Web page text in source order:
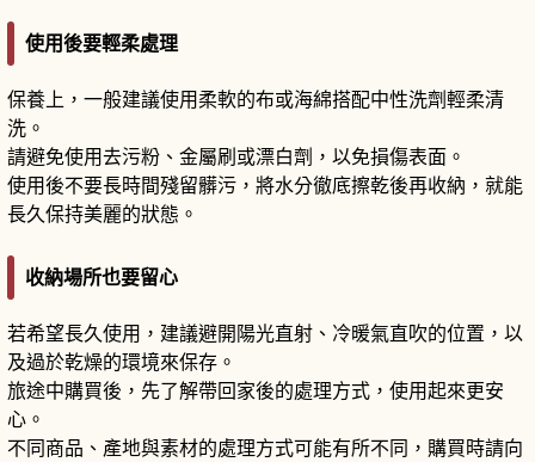
使用後要輕柔處理
保養上，一般建議使用柔軟的布或海綿搭配中性洗劑輕柔清
洗。
請避免使用去污粉、金屬刷或漂白劑，以免損傷表面。
使用後不要長時間殘留髒污，將水分徹底擦乾後再收納，就能
長久保持美麗的狀態。
收納場所也要留心
若希望長久使用，建議避開陽光直射、冷暖氣直吹的位置，以
及過於乾燥的環境來保存。
旅途中購買後，先了解帶回家後的處理方式，使用起來更安
心。
不同商品、產地與素材的處理方式可能有所不同，購買時請向